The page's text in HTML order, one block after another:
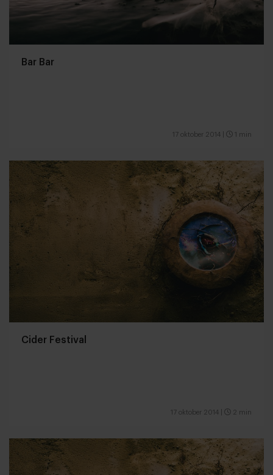
Bar Bar
17 oktober 2014 1 min
Cider Festival
17 oktober 2014 2 min